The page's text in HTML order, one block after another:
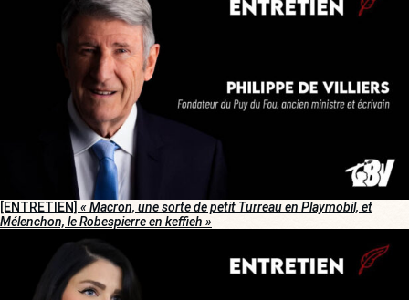
[ENTRETIEN] « Macron, une sorte de petit Turreau en Playmobil, et
Mélenchon, le Robespierre en keffieh »